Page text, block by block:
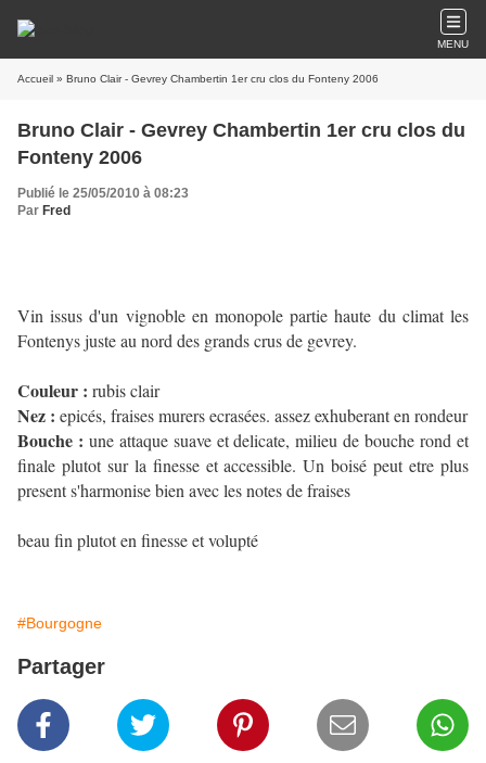
MENU
Accueil » Bruno Clair - Gevrey Chambertin 1er cru clos du Fonteny 2006
Bruno Clair - Gevrey Chambertin 1er cru clos du
Fonteny 2006
Publié le 25/05/2010 à 08:23
Par Fred
Vin issus d'un vignoble en monopole partie haute du climat les
Fontenys juste au nord des grands crus de gevrey.
Couleur : rubis clair
Nez : epicés, fraises murers ecrasées. assez exhuberant en rondeur
Bouche : une attaque suave et delicate, milieu de bouche rond et
finale plutot sur la finesse et accessible. Un boisé peut etre plus
present s'harmonise bien avec les notes de fraises
beau fin plutot en finesse et volupté
#Bourgogne
Partager